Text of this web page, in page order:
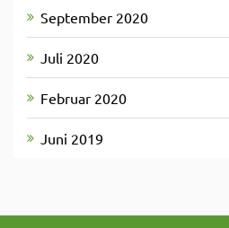
September 2020
Juli 2020
Februar 2020
Juni 2019